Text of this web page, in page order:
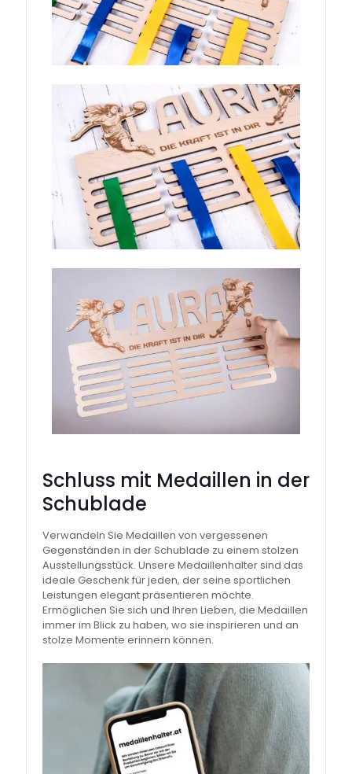
Schluss mit Medaillen in der
Schublade
Verwandeln Sie Medaillen von vergessenen
Gegenständen in der Schublade zu einem stolzen
Ausstellungsstück. Unsere Medaillenhalter sind das
ideale Geschenk für jeden, der seine sportlichen
Leistungen elegant präsentieren möchte.
Ermöglichen Sie sich und Ihren Lieben, die Medaillen
immer im Blick zu haben, wo sie inspirieren und an
stolze Momente erinnern können.